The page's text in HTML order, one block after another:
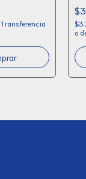
Transferencia
o